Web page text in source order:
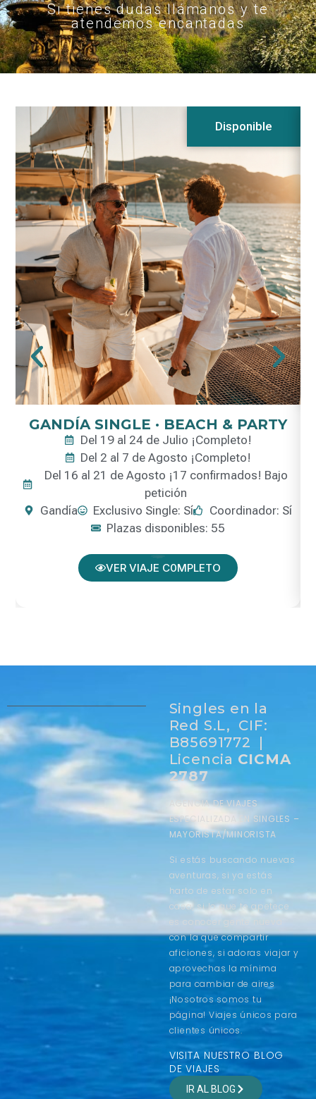
Si tienes dudas llámanos y te
atendemos encantadas
Disponible
GANDÍA SINGLE · BEACH & PARTY
Del 19 al 24 de Julio ¡Completo!
Del 2 al 7 de Agosto ¡Completo!
Del 16 al 21 de Agosto ¡17 confirmados! Bajo
petición
Gandía
Exclusivo Single: Sí
Coordinador: Sí
Plazas disponibles: 55
VER VIAJE C0MPLETO
Singles en la
Red S.L, CIF:
B85691772 |
Licencia CICMA
2787
AGENCIA DE VIAJES
ESPECIALIZADA EN SINGLES –
MAYORISTA/MINORISTA
Si estás buscando nuevas
aventuras, si ya estás
harto de estar solo en
casa, si lo que te apetece
es conocer gente nueva
con la que compartir
aficiones, si adoras viajar y
aprovechas la mínima
para cambiar de aires
¡Nosotros somos tu
página! Viajes únicos para
clientes únicos.
VISITA NUESTRO BLOG
DE VIAJES
IR AL BLOG